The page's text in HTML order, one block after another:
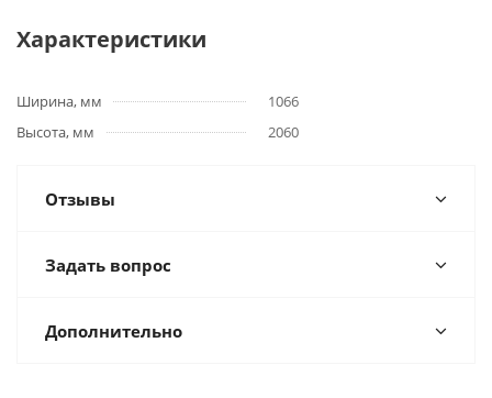
Характеристики
Ширина, мм
1066
Высота, мм
2060
Отзывы
Задать вопрос
Дополнительно